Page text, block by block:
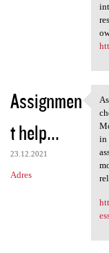
Assignmen
t help...
23.12.2021
Adres
in